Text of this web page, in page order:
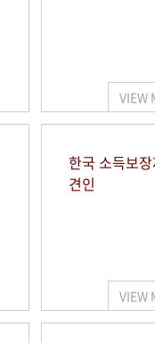
VIEW
한국 소득보
견인
VIEW